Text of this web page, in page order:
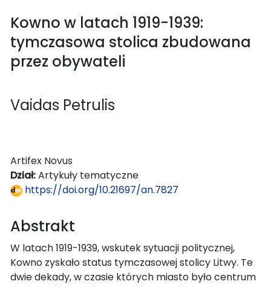
Kowno w latach 1919-1939:
tymczasowa stolica zbudowana
przez obywateli
Vaidas Petrulis
Artifex Novus
Dział:Artykuły tematyczne
https://doi.org/10.21697/an.7827
Abstrakt
W latach 1919-1939, wskutek sytuacji politycznej,
Kowno zyskało status tymczasowej stolicy Litwy. Te
dwie dekady, w czasie których miasto było centrum